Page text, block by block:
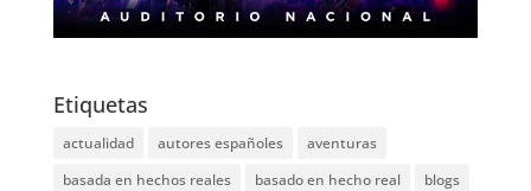
Etiquetas
actualidad autores españoles
aventuras
basada en hechos reales
basado en hecho real
blogs